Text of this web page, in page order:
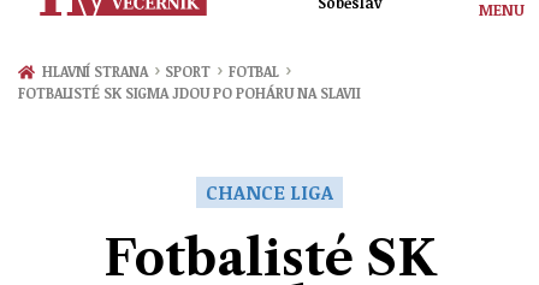
MENU
Zprávy
Ekonomika
HLAVNÍ STRANA › SPORT › FOTBAL ›
FOTBALISTÉ SK SIGMA JDOU PO POHÁRU NA SLAVII
CHANCE LIGA
Fotbalisté SK